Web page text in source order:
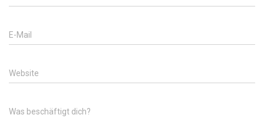
E-Mail
Website
Was beschäftigt dich?